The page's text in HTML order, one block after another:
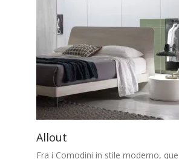
Allout
Fra i Comodini in stile moderno,